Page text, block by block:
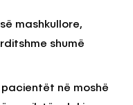
mashkullore,
shumë
pacientët në moshë